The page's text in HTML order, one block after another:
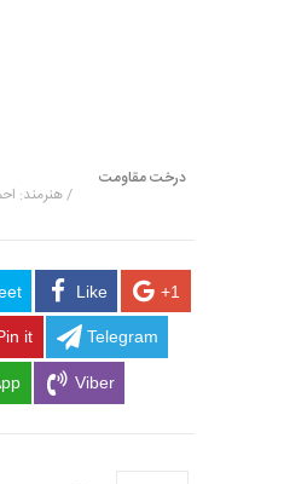
درخت مقاومت
/ هنرمند:
Like +1
it Telegram
Viber